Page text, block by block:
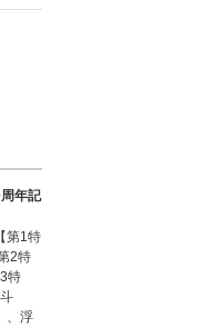
年記
第1特
2特
特
、浮